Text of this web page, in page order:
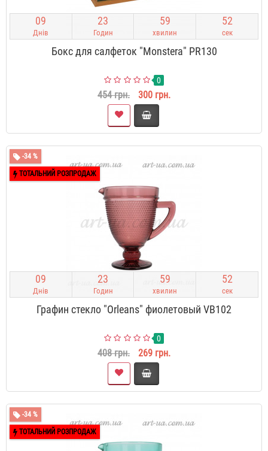
09
Днів
23
Годин
59
хвилин
51
сек
Бокс для салфеток "Monstera" PR130
0
454 грн. 300 грн.
-34 %
ТОТАЛЬНИЙ РОЗПРОДАЖ
09
Днів
23
Годин
59
хвилин
51
сек
Графин стекло "Orleans" фиолетовый VB102
0
408 грн. 269 грн.
-34 %
ТОТАЛЬНИЙ РОЗПРОДАЖ